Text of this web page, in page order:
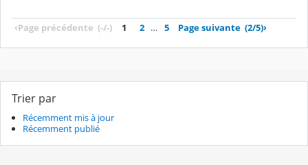
‹Page précédente (-/-) 1 2 … 5 Page suivante (2/5)›
Trier par
Récemment mis à jour
Récemment publié